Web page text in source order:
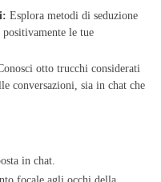
Esplora metodi di seduzione
le tue
otto trucchi considerati
conversazioni, sia in chat che
in chat.